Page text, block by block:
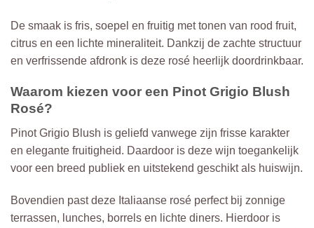
De smaak is fris, soepel en fruitig met tonen van rood fruit,
citrus en een lichte mineraliteit. Dankzij de zachte structuur
en verfrissende afdronk is deze rosé heerlijk doordrinkbaar.
Waarom kiezen voor een Pinot Grigio Blush
Rosé?
Pinot Grigio Blush is geliefd vanwege zijn frisse karakter
en elegante fruitigheid. Daardoor is deze wijn toegankelijk
voor een breed publiek en uitstekend geschikt als huiswijn.
Bovendien past deze Italiaanse rosé perfect bij zonnige
terrassen, lunches, borrels en lichte diners. Hierdoor is